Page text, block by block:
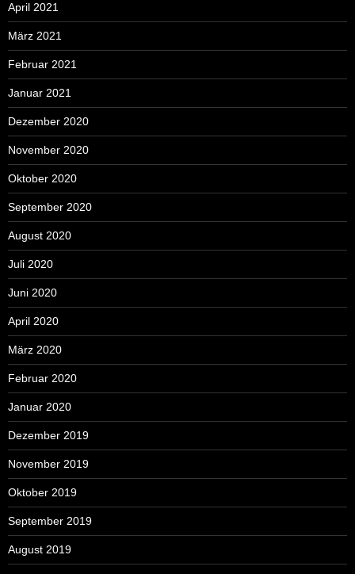
April 2021
März 2021
Februar 2021
Januar 2021
Dezember 2020
November 2020
Oktober 2020
September 2020
August 2020
Juli 2020
Juni 2020
April 2020
März 2020
Februar 2020
Januar 2020
Dezember 2019
November 2019
Oktober 2019
September 2019
August 2019